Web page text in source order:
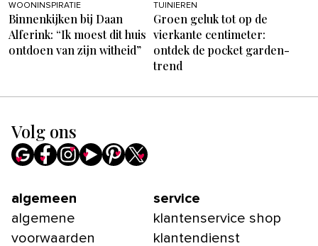
WOONINSPIRATIE
Binnenkijken bij Daan
Alferink: “Ik moest dit huis
ontdoen van zijn witheid”
TUINIEREN
Groen geluk tot op de
vierkante centimeter:
ontdek de pocket garden-
trend
Volg ons
algemeen
algemene
voorwaarden
service
klantenservice shop
klantendienst